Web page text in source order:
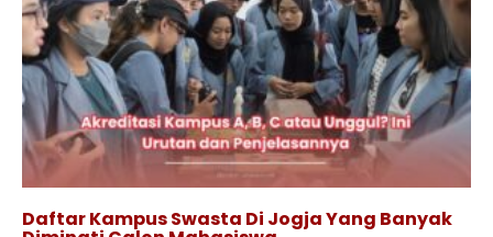
Daftar Kampus Swasta Di Jogja Yang Banyak